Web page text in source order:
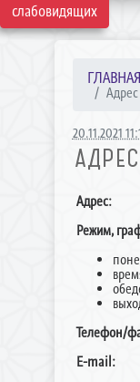
слабовидящих
ГЛАВНАЯ
20.11.2021
Адрес:
Режим,
Телефон/
E-mail: